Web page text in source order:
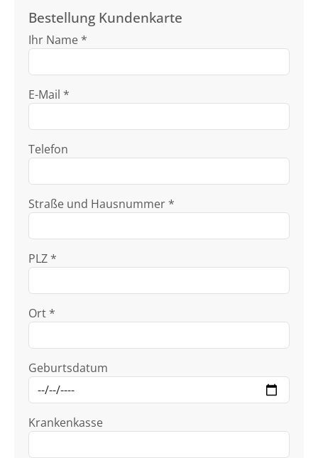
Bestellung Kundenkarte
Ihr Name *
E-Mail *
Telefon
Straße und Hausnummer *
PLZ *
Ort *
Geburtsdatum
Krankenkasse